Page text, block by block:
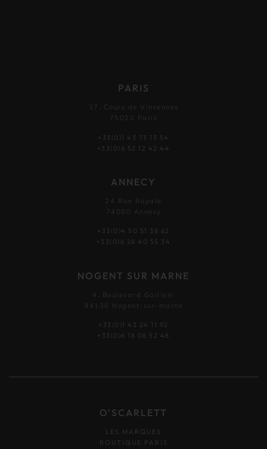
PARIS
37, Cours de Vincennes
75020 Paris
+33(0)1 43 73 13 54
+33(0)6 52 12 42 44
ANNECY
24 Rue Royale
74000 Annecy
+33(0)4 50 51 38 62
+33(0)6 28 40 55 34
NOGENT SUR MARNE
4, Boulevard Gallieni
94130 Nogent-sur-marne
+33(0)1 43 24 11 92
+33(0)6 18 08 52 48
O'SCARLETT
LES MARQUES
BOUTIQUE PARIS